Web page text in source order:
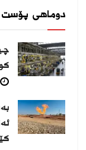
دوماهی پۆست